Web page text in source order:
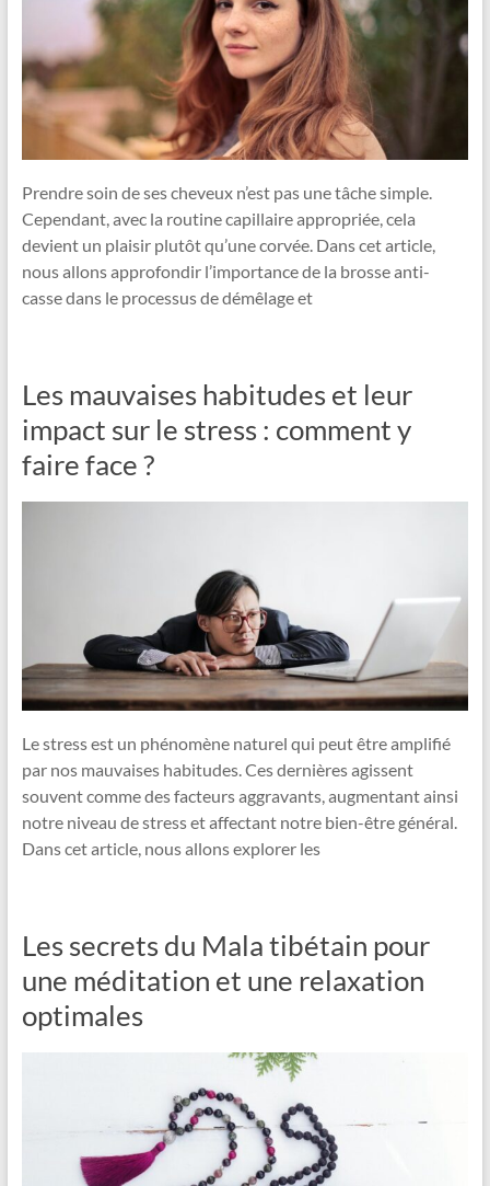
Prendre soin de ses cheveux n’est pas une tâche simple.
Cependant, avec la routine capillaire appropriée, cela
devient un plaisir plutôt qu’une corvée. Dans cet article,
nous allons approfondir l’importance de la brosse anti-
casse dans le processus de démêlage et
Les mauvaises habitudes et leur
impact sur le stress : comment y
faire face ?
Le stress est un phénomène naturel qui peut être amplifié
par nos mauvaises habitudes. Ces dernières agissent
souvent comme des facteurs aggravants, augmentant ainsi
notre niveau de stress et affectant notre bien-être général.
Dans cet article, nous allons explorer les
Les secrets du Mala tibétain pour
une méditation et une relaxation
optimales